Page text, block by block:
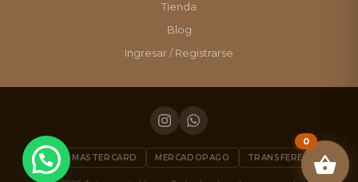
Tienda
Blog
Ingresar / Registrarse
VISA MASTERCARD MERCADOPAGO TRANSFERENCIA
0